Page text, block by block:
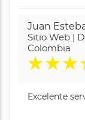
Juan
Sitio Web |
Colombia
★★★
Excelente